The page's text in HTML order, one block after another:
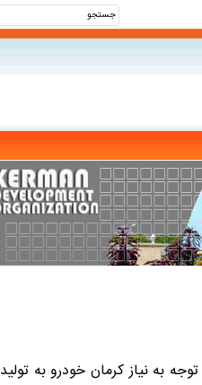
به نیاز کرمان خودرو به تولید